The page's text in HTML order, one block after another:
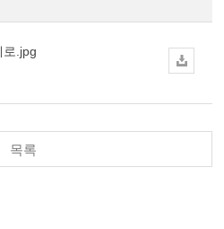
로.jpg
목록